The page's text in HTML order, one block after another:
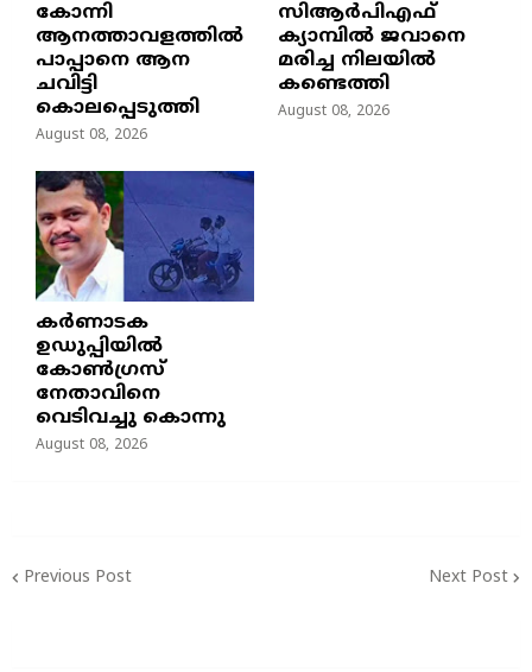
കോന്നി
ആനത്താവളത്തിൽ
പാപ്പാനെ ആന
ചവിട്ടി
കൊലപ്പെടുത്തി
August 08, 2026
സിആർപിഎഫ്
ക്യാമ്പിൽ ജവാനെ
മരിച്ച നിലയിൽ
കണ്ടെത്തി
August 08, 2026
കർണാടക
ഉഡുപ്പിയിൽ
കോൺഗ്രസ്
നേതാവിനെ
വെടിവച്ചു കൊന്നു
August 08, 2026
Previous Post Next Post